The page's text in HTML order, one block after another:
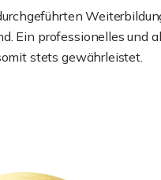
Ein professionelles und
stets gewährleistet.